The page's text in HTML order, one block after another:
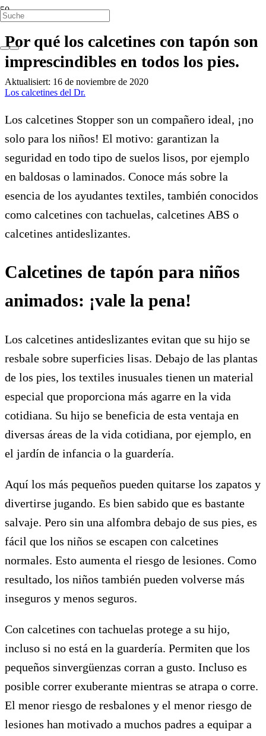
Por qué los calcetines con tapón son
imprescindibles en todos los pies.
Aktualisiert: 16 de noviembre de 2020
Los calcetines del Dr.
Los calcetines Stopper son un compañero ideal, ¡no
solo para los niños! El motivo: garantizan la
seguridad en todo tipo de suelos lisos, por ejemplo
en baldosas o laminados. Conoce más sobre la
esencia de los ayudantes textiles, también conocidos
como calcetines con tachuelas, calcetines ABS o
calcetines antideslizantes.
Calcetines de tapón para niños
animados: ¡vale la pena!
Los calcetines antideslizantes evitan que su hijo se
resbale sobre superficies lisas. Debajo de las plantas
de los pies, los textiles inusuales tienen un material
especial que proporciona más agarre en la vida
cotidiana. Su hijo se beneficia de esta ventaja en
diversas áreas de la vida cotidiana, por ejemplo, en
el jardín de infancia o la guardería.
Aquí los más pequeños pueden quitarse los zapatos y
divertirse jugando. Es bien sabido que es bastante
salvaje. Pero sin una alfombra debajo de sus pies, es
fácil que los niños se escapen con calcetines
normales. Esto aumenta el riesgo de lesiones. Como
resultado, los niños también pueden volverse más
inseguros y menos seguros.
Con calcetines con tachuelas protege a su hijo,
incluso si no está en la guardería. Permiten que los
pequeños sinvergüenzas corran a gusto. Incluso es
posible correr exuberante mientras se atrapa o corre.
El menor riesgo de resbalones y el menor riesgo de
lesiones han motivado a muchos padres a equipar a